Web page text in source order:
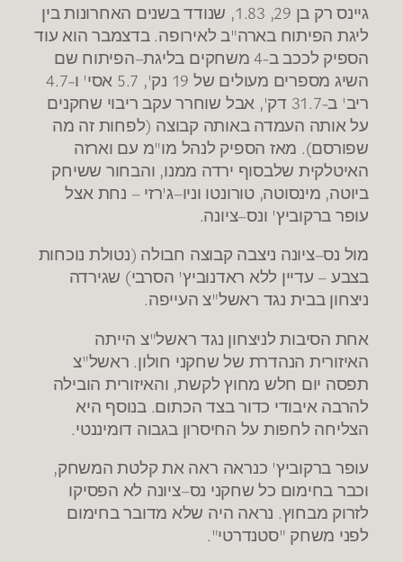
גיינס רק בן 29, 1.83,
שנודד בשנים האחרונות בין
ליגת הפיתוח בארה"ב לאירופה.בדצמבר הוא עוד
הספיק לככב ב-4 משחקים בליגת–הפיתוח שם
השיג מספרים מעולים של 19 נק', 5.7 אסי' ו-4.7
ריב' ב-31.7 דק', אבל שוחרר עקב ריבוי שחקנים
על אותה העמדה באותה קבוצה (לפחות זה מה
שפורסם). מאז הספיק לנהל מו"מ עם וארזה
האיטלקית שלבסוף ירדה ממנו, והבחור ששיחק
ביוטה, מינסוטה,טורונטו וניו–ג'רזי – נחת אצל
עופר ברקוביץ' ונס–ציונה.
מול נס–ציונה ניצבה קבוצה חבולה (נטולת נוכחות
בצבע – עדיין ללא ראדנוביץ' הסרבי) שגירדה
ניצחון בבית נגד ראשל"צ העייפה.
אחת הסיבות לניצחון נגד ראשל"צ הייתה
האיזורית הנהדרת של שחקני חולון. ראשל"צ
תפסה יום חלש מחוץ לקשת, והאיזורית הובילה
להרבה איבודי כדור בצד הכתום.בנוסף היא
הצליחה לחפות על החיסרון בגבוה דומיננטי.
עופר ברקוביץ' כנראה ראה את קלטת המשחק,
וכבר בחימום כל שחקני נס–ציונה לא הפסיקו
לזרוק מבחוץ. נראה היה שלא מדובר בחימום
לפני משחק "סטנדרטי".